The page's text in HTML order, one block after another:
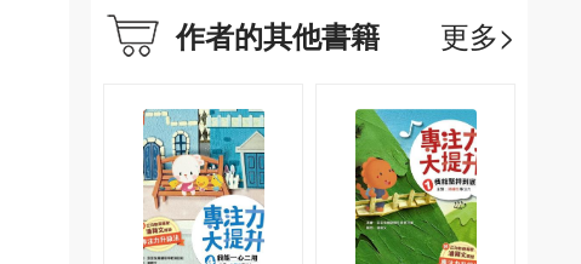
作者的其他書籍 更多>